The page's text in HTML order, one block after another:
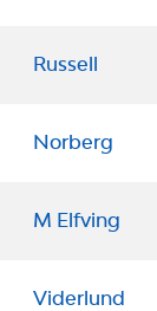
Russell
Norberg
M Elfving
Viderlund